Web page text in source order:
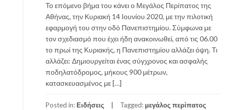
Το επόμενο βήμα του κάνει ο Μεγάλος Περίπατος της
Αθήνας, την Κυριακή 14 Ιουνίου 2020, με την πιλοτική
εφαρμογή του στην οδό Πανεπιστημίου. Σύμφωνα με
τον σχεδιασμό που έχει ήδη ανακοινωθεί, από τις 06.00
το πρωί της Κυριακής, η Πανεπιστημίου αλλάζει όψη. Τι
αλλάζει: Δημιουργείται ένας σύγχρονος και ασφαλής
ποδηλατόδρομος, μήκους 900 μέτρων,
κατασκευασμένος με […]
Posted in: Ειδήσεις Tagged: μεγάλος περίπατος